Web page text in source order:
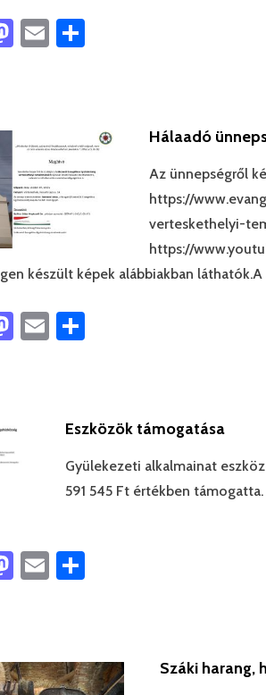
Mastodon
Email
Hálaadó
Az ünnepségről
https://
verteskethelyi-
https://
készült képek alábbiakban
Mastodon
Email
Eszközök támogatása
Gyülekezeti alkalmainat
591 545 Ft értékben támogatta.
Mastodon
Email
Száki harang,